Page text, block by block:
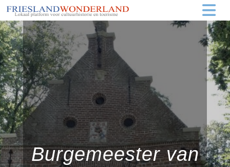
Burgemeester van